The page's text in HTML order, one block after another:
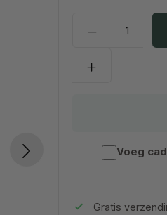
Voeg
Gratis